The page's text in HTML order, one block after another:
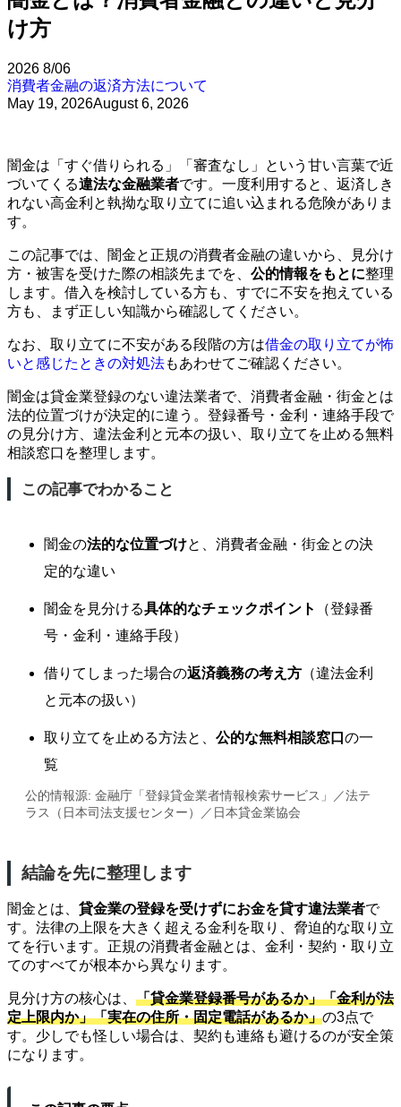
け方
2026 8/06
消費者金融の返済方法について
May 19, 2026August 6, 2026
闇金は「すぐ借りられる」「審査なし」という甘い言葉で近
づいてくる違法な金融業者です。一度利用すると、返済しき
れない高金利と執拗な取り立てに追い込まれる危険がありま
す。
この記事では、闇金と正規の消費者金融の違いから、見分け
方・被害を受けた際の相談先までを、 公的情報をもとに整理
します。借入を検討している方も、すでに不安を抱えている
方も、まず正しい知識から確認してください。
なお、取り立てに不安がある段階の方は借金の取り立てが怖
いと感じたときの対処法もあわせてご確認ください。
闇金は貸金業登録のない違法業者で、消費者金融・街金とは
法的位置づけが決定的に違う。登録番号・金利・連絡手段で
の見分け方、違法金利と元本の扱い、取り立てを止める無料
相談窓口を整理します。
この記事でわかること
闇金の法的な位置づけと、消費者金融・街金との決
定的な違い
闇金を見分ける具体的なチェックポイント
（登録番
号・金利・連絡手段）
借りてしまった場合の返済義務の考え方（違法金利
と元本の扱い）
取り立てを止める方法と、 公的な無料相談窓口 の一
覧
公的情報源: 金融庁「登録貸金業者情報検索サービス」／法テ
ラス（日本司法支援センター）／日本貸金業協会
結論を先に整理します
闇金とは、 貸金業の登録を受けずにお金を貸す違法業者で
す。法律の上限を大きく超える金利を取り、脅迫的な取り立
てを行います。正規の消費者金融とは、金利・契約・取り立
てのすべてが根本から異なります。
見分け方の核心は、 「貸金業登録番号があるか」「金利が法
定上限内か」「実在の住所・固定電話があるか」の3点で
す。少しでも怪しい場合は、契約も連絡も避けるのが安全策
になります。